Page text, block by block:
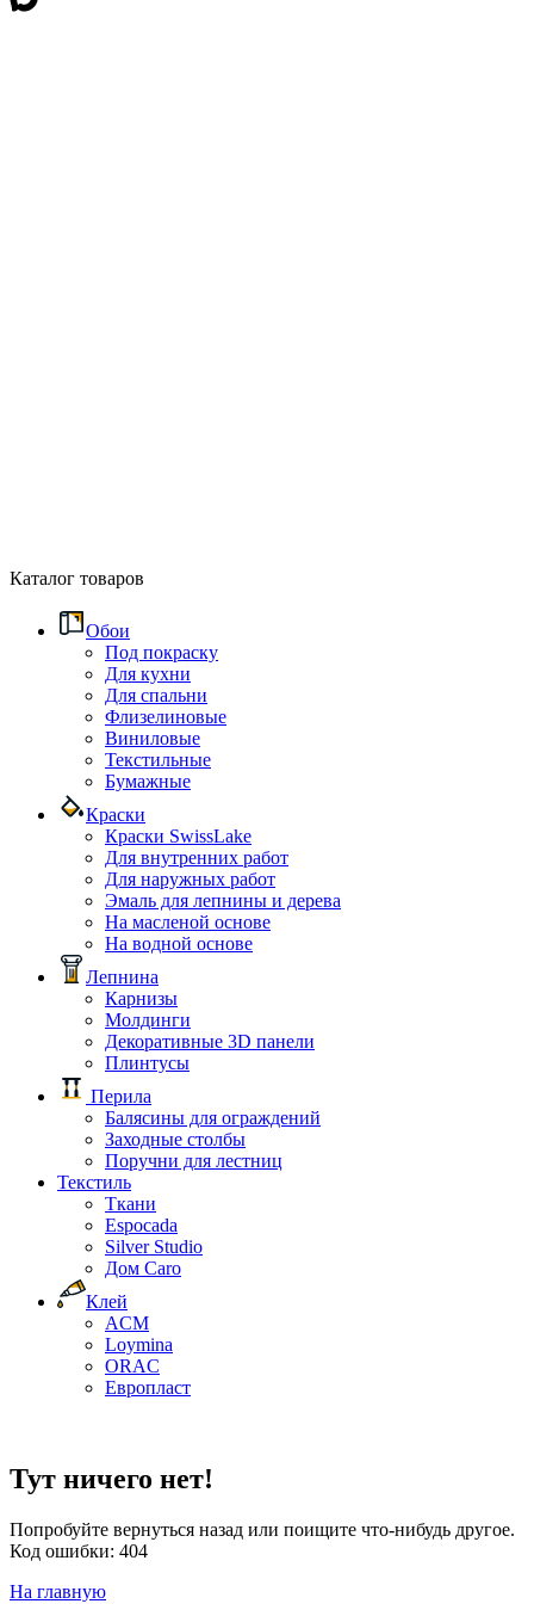
Каталог товаров
Обои
Под покраску
Для кухни
Для спальни
Флизелиновые
Виниловые
Текстильные
Бумажные
Краски
Краски SwissLake
Для внутренних работ
Для наружных работ
Эмаль для лепнины и дерева
На масленой основе
На водной основе
Лепнина
Карнизы
Молдинги
Декоративные 3D панели
Плинтусы
Перила
Балясины для ограждений
Заходные столбы
Поручни для лестниц
Текстиль
Ткани
Espocada
Silver Studio
Дом Caro
Клей
ACM
Loymina
ORAC
Европласт
Тут ничего нет!
Попробуйте вернуться назад или поищите что-нибудь другое.
Код ошибки: 404
На главную